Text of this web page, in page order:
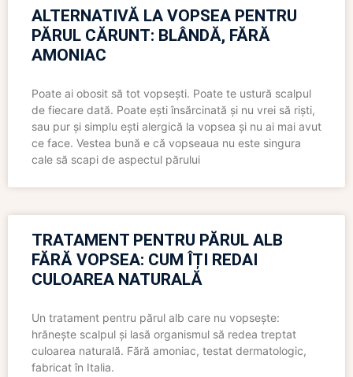
ALTERNATIVĂ LA VOPSEA PENTRU
PĂRUL CĂRUNT: BLÂNDĂ, FĂRĂ
AMONIAC
Poate ai obosit să tot vopsești. Poate te ustură scalpul
de fiecare dată. Poate ești însărcinată și nu vrei să riști,
sau pur și simplu ești alergică la vopsea și nu ai mai avut
ce face. Vestea bună e că vopseaua nu este singura
cale să scapi de aspectul părului
TRATAMENT PENTRU PĂRUL ALB
FĂRĂ VOPSEA: CUM ÎȚI REDAI
CULOAREA NATURALĂ
Un tratament pentru părul alb care nu vopsește:
hrănește scalpul și lasă organismul să redea treptat
culoarea naturală. Fără amoniac, testat dermatologic,
fabricat în Italia.